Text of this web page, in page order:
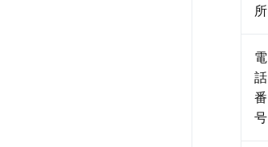
所
電
話
番
号